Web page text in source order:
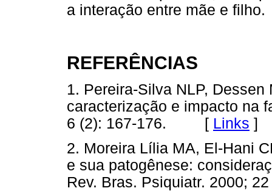
a interação entre mãe e filho.
REFERÊNCIAS
1. Pereira-Silva NLP,
caracterização e impacto na
6 (2): 167-176. [ Links ]
2. Moreira Lília MA, El-Hani
e sua patogênese:
Rev. Bras. Psiquiatr.